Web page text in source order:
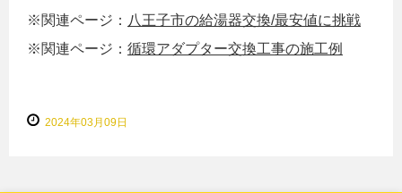
※関連ページ： 八王子市の給湯器交換/最安値に挑戦
※関連ページ： 循環アダプター交換工事の施工例
2024年03月09日